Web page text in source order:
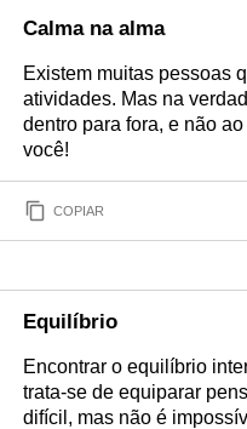
Calma na alma
Existem muitas pessoas
atividades. Mas na
dentro para fora, e não
você!
COPIAR
Equilíbrio
Encontrar o equilíbrio
trata-se de equiparar
difícil, mas não é